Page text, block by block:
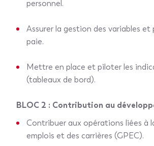
personnel.
Assurer la gestion des variables et
paie.
Mettre en place et piloter les
(tableaux de bord).
BLOC 2 : Contribution au
Contribuer aux opérations liées à
emplois et des carrières (GPEC).